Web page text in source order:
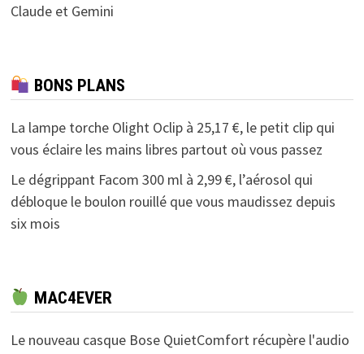
Claude et Gemini
BONS PLANS
La lampe torche Olight Oclip à 25,17 €, le petit clip qui
vous éclaire les mains libres partout où vous passez
Le dégrippant Facom 300 ml à 2,99 €, l’aérosol qui
débloque le boulon rouillé que vous maudissez depuis
six mois
MAC4EVER
Le nouveau casque Bose QuietComfort récupère l'audio